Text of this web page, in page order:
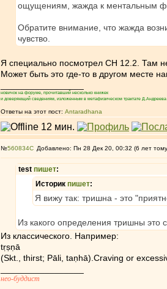
ощущениям, жажда к ментальным
Обратите внимание, что жажда
чувство.
Я специально посмотрел СН 12.2. Там
Может быть это где-то в другом месте
новичок на форуме, прочитавший несколько книжек
и доверяющий сведениям, изложенным в метафизическом трактате
Ответы на этот пост: Antaradhana
№560834 Добавлено: Пн 28 Дек 20, 00:32 (6 лет
test пишет:
Историк пишет:
Я вижу так: тришна - это
Из какого определения тришны это
Из классического. Например:
tṛṣṇā
(Skt., thirst; Pāli, taṇhā).Craving or
нео-буддист